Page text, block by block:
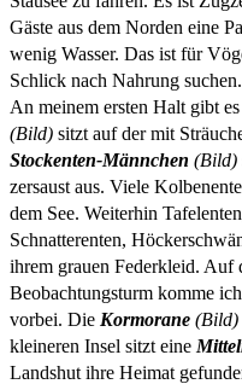
Gäste aus dem Norden eine
wenig Wasser. Das ist für
Schlick nach Nahrung suchen.
An meinem ersten Halt gibt
(Bild) sitzt auf der mit
Stockenten-Männchen (Bild)
zersaust aus. Viele
dem See. Weiterhin
Schnatterenten,
ihrem grauen Federkleid. Auf
Beobachtungsturm komme
vorbei. Die Kormorane (Bild)
kleineren Insel sitzt eine
Landshut ihre Heimat